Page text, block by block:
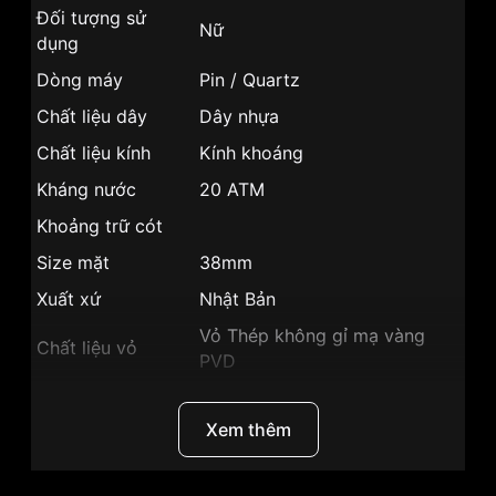
Đối tượng sử
dụng
Nữ
Dòng máy
Pin / Quartz
Chất liệu dây
Dây nhựa
Chất liệu kính
Kính khoáng
Kháng nước
20 ATM
Khoảng trữ cót
Size mặt
38mm
Xuất xứ
Nhật Bản
Chất liệu vỏ
Vỏ Thép không gỉ mạ vàng
PVD
Mặt tròn
Vỏ Màu Vàng
Xem thêm